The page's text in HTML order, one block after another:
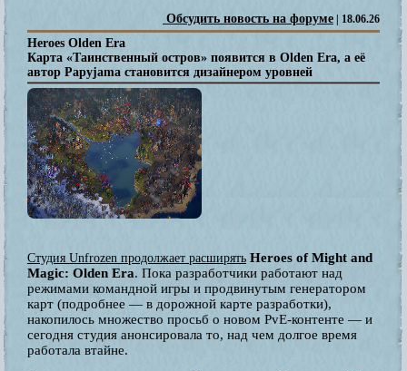
Обсудить новость на форуме | 18.06.26
Heroes Olden Era
Карта «Таинственный остров» появится в Olden Era, а её
автор Papyjama становится дизайнером уровней
Студия Unfrozen продолжает расширять Heroes of Might and
Magic: Olden Era. Пока разработчики работают над
режимами командной игры и продвинутым генератором
карт (подробнее — в дорожной карте разработки),
накопилось множество просьб о новом PvE-контенте — и
сегодня студия анонсировала то, над чем долгое время
работала втайне.